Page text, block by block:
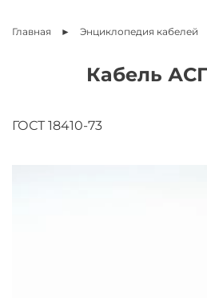
Главная Энциклопедия кабелей
Кабель
ГОСТ 18410-73